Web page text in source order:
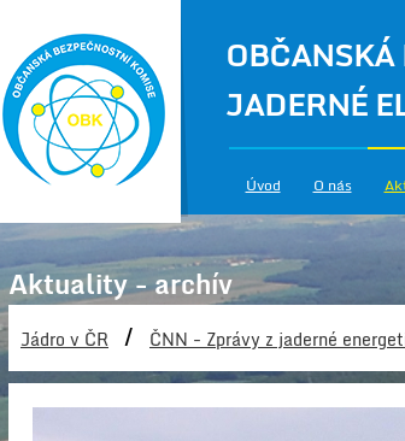
JADERNÉ
Úvod O nás
Aktuality - archív
Jádro v ČR / ČNN - Zprávy z jaderné